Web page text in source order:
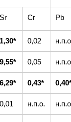
Sr Cr Pb
1,30* 0,02
9,55* 0,05
6,29* 0,43*
0,01 н.п.о.